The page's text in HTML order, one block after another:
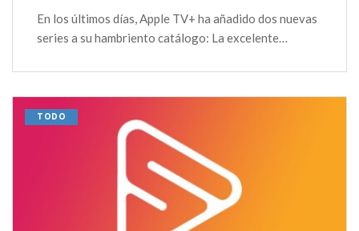
En los últimos días, Apple TV+ ha añadido dos nuevas
series a su hambriento catálogo: La excelente…
TODO